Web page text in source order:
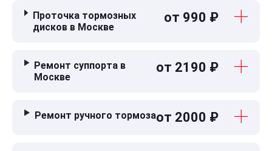
Проточка тормозных
дисков в Москве
от 990 ₽
Ремонт суппорта в
Москве
от 2190 ₽
Ремонт ручного тормозаот 2000 ₽